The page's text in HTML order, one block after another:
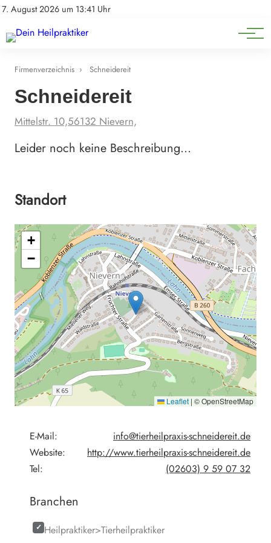
7. August 2026 um 13:41 Uhr
Impressum
Natürliche Medizin
Heilpflanzen & Kräuterkunde
Firmenverzeichnis › Schneidereit
Schneidereit
Mittelstr. 10,56132 Nievern,
Leider noch keine Beschreibung…
Standort
+
−
Leaflet | © OpenStreetMap
E-Mail:
info@tierheilpraxis-schneidereit.de
Website:
http://www.tierheilpraxis-schneidereit.de
Tel:
(02603) 9 59 07 32
Branchen
Heilpraktiker>Tierheilpraktiker